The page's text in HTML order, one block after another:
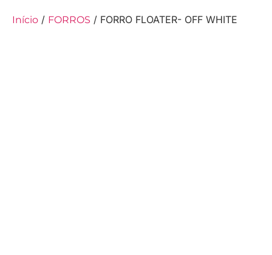
Início / FORROS / FORRO FLOATER- OFF WHITE